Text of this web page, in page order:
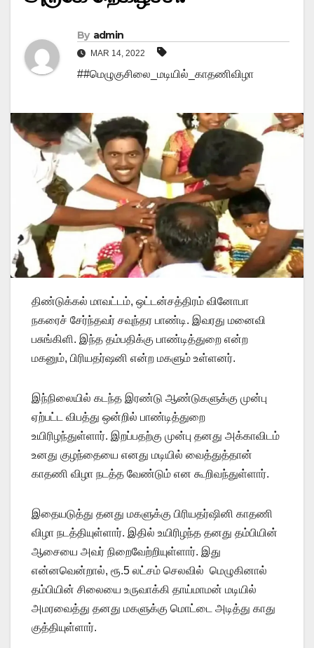
By admin
MAR 14, 2022
##மெழுகுசிலை_மடியில்_காதணிவிழா
திண்டுக்கல் மாவட்டம், ஒட்டன்சத்திரம் வினோபா
நகரைச் சேர்ந்தவர் சவுந்தர பாண்டி. இவரது மனைவி
பசுங்கிளி. இந்த தம்பதிக்கு பாண்டித்துறை என்ற
மகனும், பிரியதர்ஷனி என்ற மகளும் உள்ளனர்.
இந்நிலையில் கடந்த இரண்டு ஆண்டுகளுக்கு முன்பு
ஏற்பட்ட விபத்து ஒன்றில் பாண்டித்துறை
உயிரிழந்துள்ளார். இறப்பதற்கு முன்பு தனது அக்காவிடம்
உனது குழந்தையை எனது மடியில் வைத்துத்தான்
காதணி விழா நடத்த வேண்டும் என கூறிவந்துள்ளார்.
இதையடுத்து தனது மகளுக்கு பிரியதர்ஷினி காதணி
விழா நடத்தியுள்ளார். இதில் உயிரிழந்த தனது தம்பியின்
ஆசையை அவர் நிறைவேற்றியுள்ளார். இது
என்னவென்றால், ரூ.5 லட்சம் செலவில் மெழுகினால்
தம்பியின் சிலையை உருவாக்கி தாய்மாமன் மடியில்
அமரவைத்து தனது மகளுக்கு மொட்டை அடித்து காது
குத்தியுள்ளார்.